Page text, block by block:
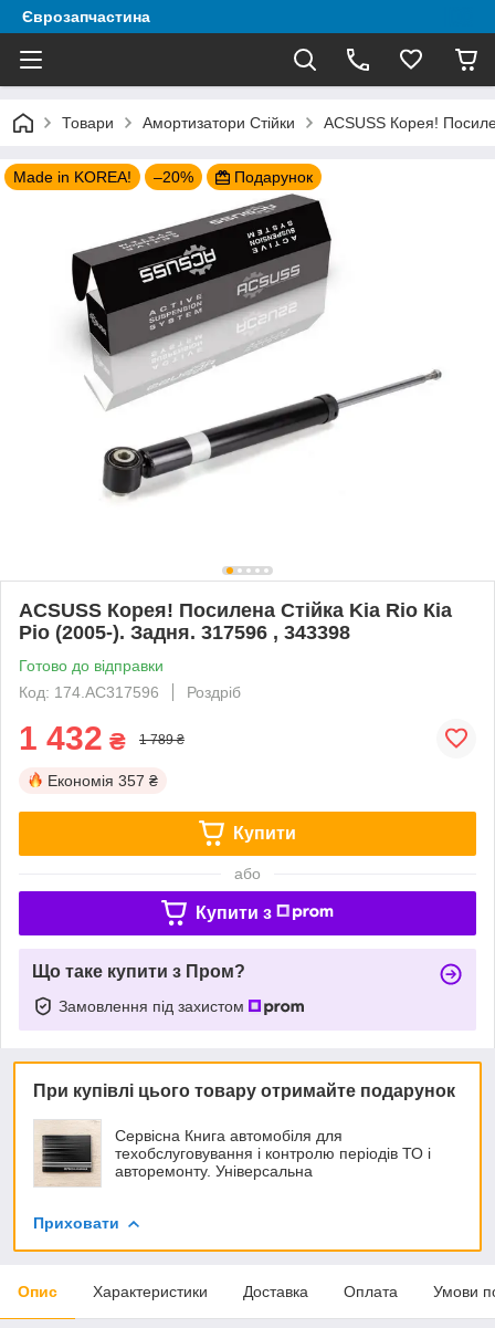
Єврозапчастина
Товари Амортизатори Стійки ACSUSS Корея!
Made in KOREA! –20% Подарунок
ACSUSS Корея! Посилена Стійка Kia Rio Кіа
Ріо (2005-). Задня. 317596 , 343398
Готово до відправки
Код: 174.AC317596
Роздріб
1 432 ₴ 1 789 ₴
Економія 357 ₴
Купити
або
Купити з
Що таке купити з Пром?
Замовлення під захистом
При купівлі цього товару отримайте подарунок
Сервісна Книга автомобіля для
техобслуговування і контролю періодів ТО і
авторемонту. Універсальна
Приховати
Опис Характеристики Доставка Оплата Умови